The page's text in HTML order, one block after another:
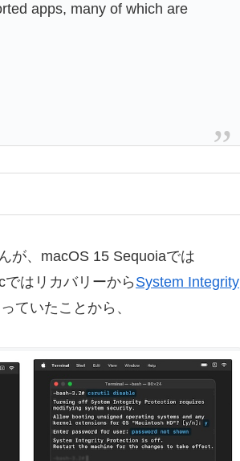
apps, many of which are
が、macOS 15 Sequoiaでは
はリカバリーからSystem Integrity
ていたことから、